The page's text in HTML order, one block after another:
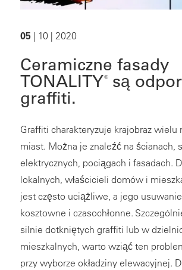
05| 10 | 2020
Ceramiczne fasady
TONALITY®są
graffiti.
Graffiti charakteryzuje krajobraz wielu
miast. Można je znaleźć na ścianach,
elektrycznych, pociągach i fasadach.
lokalnych, właścicieli domów i
jest często uciążliwe, a jego
kosztowne i czasochłonne.
silnie dotkniętych graffiti lub w
mieszkalnych, warto wziąć ten
przy wyborze okładziny elewacyjnej.